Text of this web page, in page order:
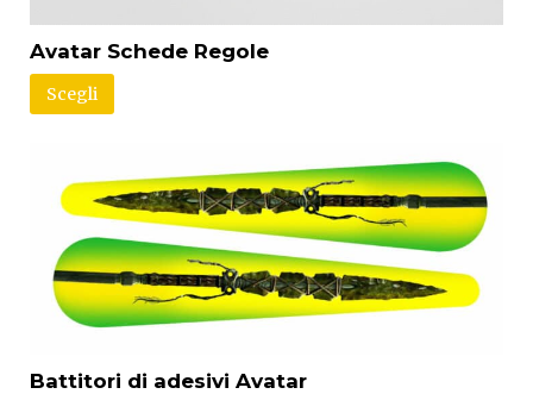
Avatar Schede Regole
Scegli
Battitori di adesivi Avatar